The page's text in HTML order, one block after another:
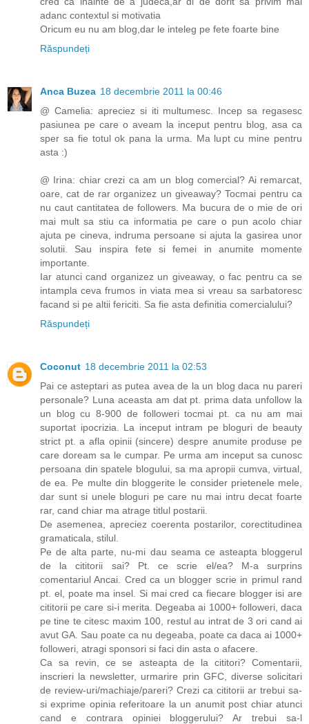
adanc contextul si motivatia
Oricum eu nu am blog,dar le inteleg pe fete foarte bine
Răspundeți
Anca Buzea 18 decembrie 2011 la 00:46
@ Camelia: apreciez si iti multumesc. Incep sa regasesc
pasiunea pe care o aveam la inceput pentru blog, asa ca
sper sa fie totul ok pana la urma. Ma lupt cu mine pentru
asta :)
@ Irina: chiar crezi ca am un blog comercial? Ai remarcat,
oare, cat de rar organizez un giveaway? Tocmai pentru ca
nu caut cantitatea de followers. Ma bucura de o mie de ori
mai mult sa stiu ca informatia pe care o pun acolo chiar
ajuta pe cineva, indruma persoane si ajuta la gasirea unor
solutii. Sau inspira fete si femei in anumite momente
importante.
Iar atunci cand organizez un giveaway, o fac pentru ca se
intampla ceva frumos in viata mea si vreau sa sarbatoresc
facand si pe altii fericiti. Sa fie asta definitia comercialului?
Răspundeți
Coconut 18 decembrie 2011 la 02:53
Pai ce asteptari as putea avea de la un blog daca nu pareri
personale? Luna aceasta am dat pt. prima data unfollow la
un blog cu 8-900 de followeri tocmai pt. ca nu am mai
suportat ipocrizia. La inceput intram pe bloguri de beauty
strict pt. a afla opinii (sincere) despre anumite produse pe
care doream sa le cumpar. Pe urma am inceput sa cunosc
persoana din spatele blogului, sa ma apropii cumva, virtual,
de ea. Pe multe din bloggerite le consider prietenele mele,
dar sunt si unele bloguri pe care nu mai intru decat foarte
rar, cand chiar ma atrage titlul postarii.
De asemenea, apreciez coerenta postarilor, corectitudinea
gramaticala, stilul.
Pe de alta parte, nu-mi dau seama ce asteapta bloggerul
de la cititorii sai? Pt. ce scrie el/ea? M-a surprins
comentariul Ancai. Cred ca un blogger scrie in primul rand
pt. el, poate ma insel. Si mai cred ca fiecare blogger isi are
cititorii pe care si-i merita. Degeaba ai 1000+ followeri, daca
pe tine te citesc maxim 100, restul au intrat de 3 ori cand ai
avut GA. Sau poate ca nu degeaba, poate ca daca ai 1000+
followeri, atragi sponsori si faci din asta o afacere.
Ca sa revin, ce se asteapta de la cititori? Comentarii,
inscrieri la newsletter, urmarire prin GFC, diverse solicitari
de review-uri/machiaje/pareri? Crezi ca cititorii ar trebui sa-
si exprime opinia referitoare la un anumit post chiar atunci
cand e contrara opiniei bloggerului? Ar trebui sa-l